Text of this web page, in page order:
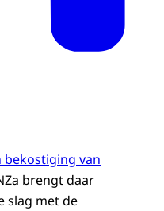
bekostiging van
brengt daar
slag met de